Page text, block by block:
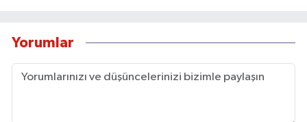
Yorumlar